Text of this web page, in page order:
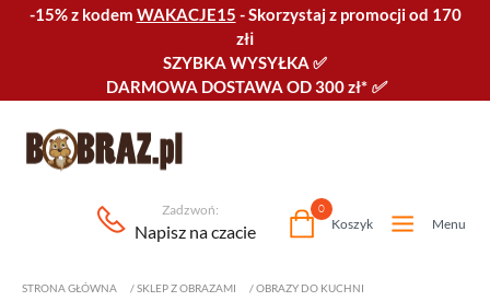
-15% z kodem WAKACJE15 -Skorzystaj z promocji od 170
złℹ️
SZYBKA WYSYŁKA ✅
DARMOWA DOSTAWA OD 300 zł* ✅
Zadzwoń:
Napisz na czacie Koszyk
0
Menu
STRONA GŁÓWNA /SKLEP Z OBRAZAMI /OBRAZY DO KUCHNI